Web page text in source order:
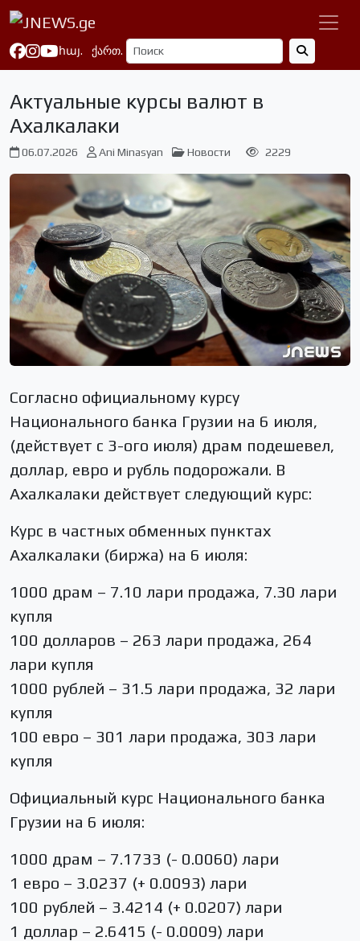
հայ. ქართ.
Актуальные курсы валют в
Ахалкалаки
06.07.2026 Ani Minasyan Новости 2229
Согласно официальному курсу
Национального банка Грузии на 6 июля,
(действует с 3-ого июля) драм подешевел,
доллар, евро и рубль подорожали. В
Ахалкалаки действует следующий курс:
Курс в частных обменных пунктах
Ахалкалаки (биржа) на 6 июля:
1000 драм – 7.10 лари продажа, 7.30 лари
купля
100 долларов – 263 лари продажа, 264
лари купля
1000 рублей – 31.5 лари продажа, 32 лари
купля
100 евро – 301 лари продажа, 303 лари
купля
Официальный курс Национального банка
Грузии на 6 июля:
1000 драм – 7.1733 (- 0.0060) лари
1 евро – 3.0237 (+ 0.0093) лари
100 рублей – 3.4214 (+ 0.0207) лари
1 доллар – 2.6415 (- 0.0009) лари